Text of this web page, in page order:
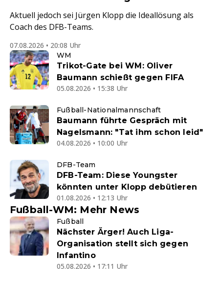
Aktuell jedoch sei Jürgen Klopp die Ideallösung als
Coach des DFB-Teams.
07.08.2026 • 20:08 Uhr
WM
Trikot-Gate bei WM: Oliver
Baumann schießt gegen FIFA
05.08.2026 • 15:38 Uhr
Fußball-Nationalmannschaft
Baumann führte Gespräch mit
Nagelsmann: "Tat ihm schon leid"
04.08.2026 • 10:00 Uhr
DFB-Team
DFB-Team: Diese Youngster
könnten unter Klopp debütieren
01.08.2026 • 12:13 Uhr
Fußball-WM: Mehr News
Fußball
Nächster Ärger! Auch Liga-
Organisation stellt sich gegen
Infantino
05.08.2026 • 17:11 Uhr